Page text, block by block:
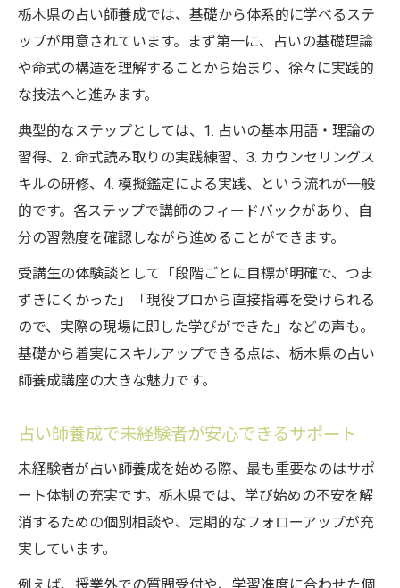
栃木県の占い師養成では、基礎から体系的に学べるステ
ップが用意されています。まず第一に、占いの基礎理論
や命式の構造を理解することから始まり、徐々に実践的
な技法へと進みます。
典型的なステップとしては、1. 占いの基本用語・理論の
習得、2. 命式読み取りの実践練習、3. カウンセリングス
キルの研修、4. 模擬鑑定による実践、という流れが一般
的です。各ステップで講師のフィードバックがあり、自
分の習熟度を確認しながら進めることができます。
受講生の体験談として「段階ごとに目標が明確で、つま
ずきにくかった」「現役プロから直接指導を受けられる
ので、実際の現場に即した学びができた」などの声も。
基礎から着実にスキルアップできる点は、栃木県の占い
師養成講座の大きな魅力です。
占い師養成で未経験者が安心できるサポート
未経験者が占い師養成を始める際、最も重要なのはサポ
ート体制の充実です。栃木県では、学び始めの不安を解
消するための個別相談や、定期的なフォローアップが充
実しています。
例えば、授業外での質問受付や、学習進度に合わせた個